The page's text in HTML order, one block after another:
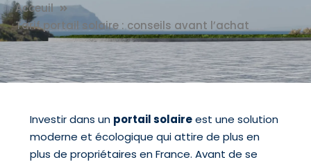
Acceuil
Tarif portail solaire : conseils avant l’achat
Investir dans un portail solaireest une solution
moderne et écologique qui attire de plus en
plus de propriétaires en France. Avant de se